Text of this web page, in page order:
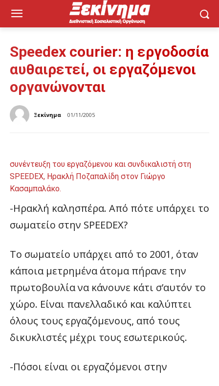
Speedex courier: η εργοδοσία
αυθαιρετεί, οι εργαζόμενοι
οργανώνονται
Ξεκίνημα 01/11/2005
συνέντευξη του εργαζόμενου και συνδικαλιστή στη
SPEEDEX, Ηρακλή Ποζαπαλίδη στον Γιώργο
Κασαμπαλάκο.
-Hρακλή καλησπέρα. Από πότε υπάρχει το
σωματείο στην SPEEDEX?
Το σωματείο υπάρχει από το 2001, όταν
κάποια μετρημένα άτομα πήρανε την
πρωτοβουλία να κάνουνε κάτι σ’αυτόν το
χώρο. Είναι πανελλαδικό και καλύπτει
όλους τους εργαζόμενους, από τους
δικυκλιστές μέχρι τους εσωτερικούς.
-Πόσοι είναι οι εργαζόμενοι στην